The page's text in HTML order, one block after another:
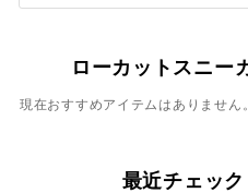
ローカットスニー
現在おすすめアイテムはありません。
最近チェッ